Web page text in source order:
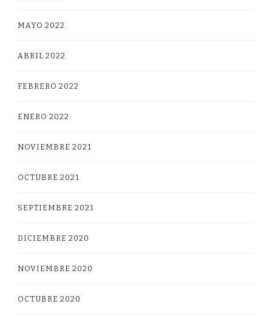
MAYO 2022
ABRIL 2022
FEBRERO 2022
ENERO 2022
NOVIEMBRE 2021
OCTUBRE 2021
SEPTIEMBRE 2021
DICIEMBRE 2020
NOVIEMBRE 2020
OCTUBRE 2020